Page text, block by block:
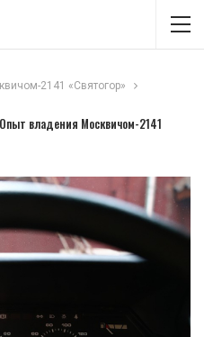
2141 «Святогор»
владения Москвичом-2141